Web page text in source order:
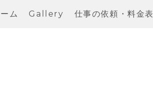
ム Gallery 仕事の依頼・料金表